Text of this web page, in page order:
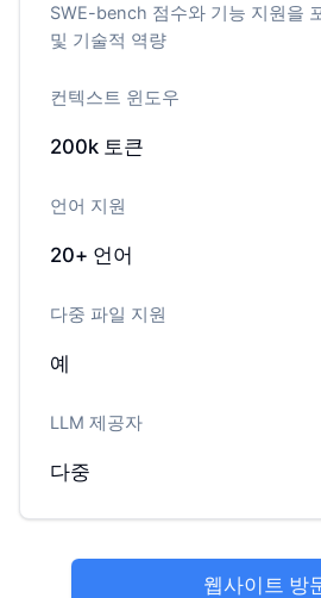
SWE-bench 점수와 기능 지원을
및 기술적 역량
컨텍스트 윈도우
200k 토큰
언어 지원
20+ 언어
다중 파일 지원
예
LLM 제공자
다중
웹사이트 방